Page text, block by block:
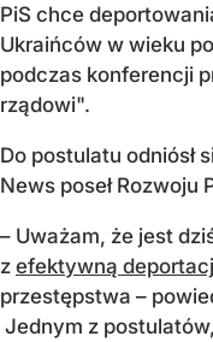
PiS chce
Ukraińców w wieku
podczas konferencji
rządowi".
Do postulatu odniósł
News poseł Rozwoju
– Uważam, że jest
z efektywną
przestępstwa –
Jednym z